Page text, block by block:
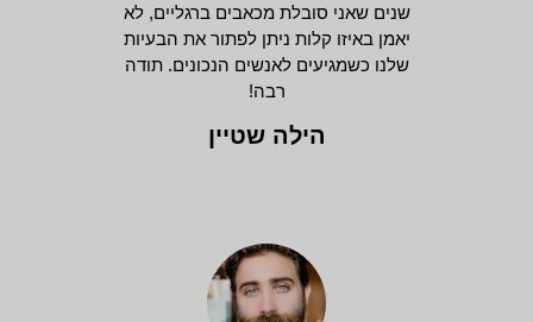
שנים שאני סובלת מכאבים ברגליים, לא
יאמן באיזו קלות ניתן לפתור את הבעיות
שלנו כשמגיעים לאנשים הנכונים. תודה
רבה!
הילה שטיין